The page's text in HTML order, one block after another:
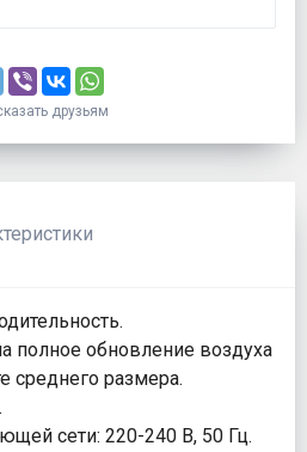
друзьям
полное обновление воздуха
среднего размера.
сети: 220-240 В, 50 Гц.